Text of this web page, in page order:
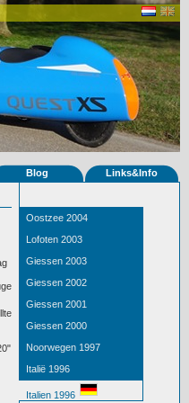
Blog Links&Info
Oostzee 2004
Lofoten 2003
Giessen 2003
Giessen 2002
Giessen 2001
Giessen 2000
Noorwegen 1997
Italië 1996
Italien 1996